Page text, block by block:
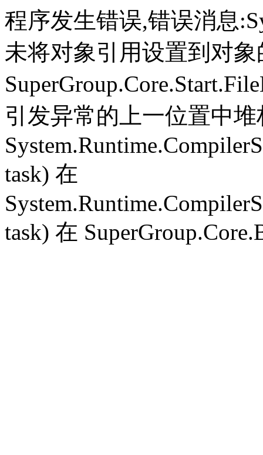
程序发生错误,错误消息
未将对象引用设置到对
引发异常的上一位置中
task) 在
task) 在